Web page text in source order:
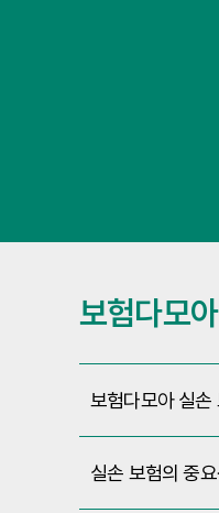
보험다모
보험다모아 실손
실손 보험의 중